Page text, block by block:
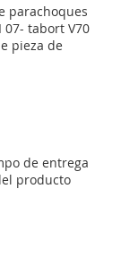
parachoques
07- tabort V70
pieza de
de entrega
producto